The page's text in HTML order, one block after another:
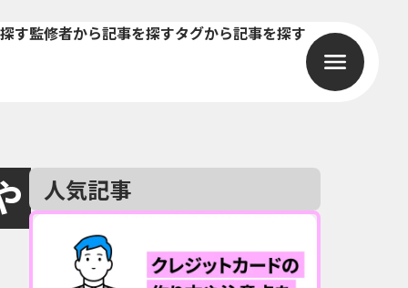
す監修者から記事を探すタグから記事を探す
人気記事